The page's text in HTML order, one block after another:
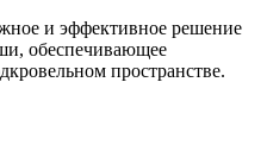
и эффективное решение
обеспечивающее
пространстве.